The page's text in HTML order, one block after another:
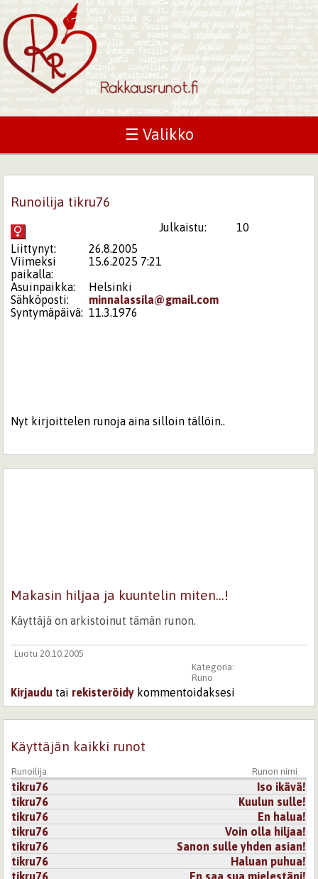
☰ Valikko
Runoilija tikru76
Julkaistu:
10
Liittynyt:
26.8.2005
Viimeksi
paikalla:
15.6.2025 7:21
Asuinpaikka:
Helsinki
Sähköposti:
minnalassila@gmail.com
Syntymäpäivä: 11.3.1976
Nyt kirjoittelen runoja aina silloin tällöin..
Makasin hiljaa ja kuuntelin miten...!
Käyttäjä on arkistoinut tämän runon.
Luotu 20.10.2005
Kategoria:
Runo
Kirjaudu tai rekisteröidy kommentoidaksesi
Käyttäjän kaikki runot
Runoilija Runon nimi
tikru76
Iso ikävä!
tikru76
Kuulun sulle!
tikru76
En halua!
tikru76
Voin olla hiljaa!
tikru76
Sanon sulle yhden asian!
tikru76
Haluan puhua!
tikru76
En saa sua mielestäni!